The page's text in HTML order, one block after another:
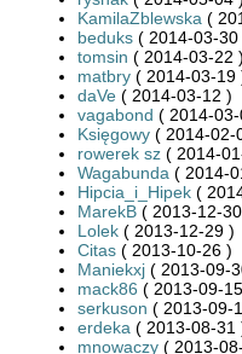
KamilaZblewska (
beduks ( 2014-03-30
tomsin ( 2014-03-22 )
matbry ( 2014-03-19
daVe ( 2014-03-12 )
vagabond ( 2014-
Księgowy ( 2014-02-
rowerek sz ( 2014-
Wagabunda ( 2014-
Hipcia_i_Hipek (
MarekB ( 2013-12-
Lolek ( 2013-12-29 )
Citas ( 2013-10-26 )
Maniekxj ( 2013-09-
mack86 ( 2013-09-
serkuson ( 2013-09-
erdeka ( 2013-08-31
mnowaczy ( 2013-